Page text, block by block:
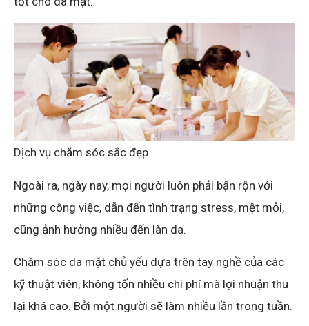
Dịch vụ chăm sóc sắc đẹp
Ngoài ra, ngày nay, mọi người luôn phải bận rộn với
những công việc, dẫn đến tình trạng stress, mệt mỏi,
cũng ảnh hưởng nhiều đến làn da.
Chăm sóc da mặt chủ yếu dựa trên tay nghề của các
kỹ thuật viên, không tốn nhiều chi phí mà lợi nhuận thu
lại khá cao. Bởi một người sẽ làm nhiều lần trong tuần.